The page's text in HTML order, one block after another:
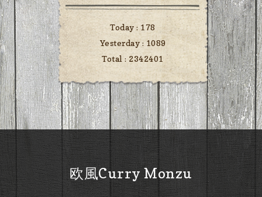
Today : 178
Yesterday : 1089
Total : 2342401
欧風Curry Monzu